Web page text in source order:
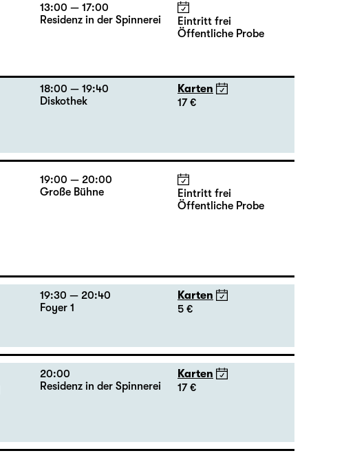
Eintritt frei
Öffentliche Probe
13:00 — 17:00
Residenz in der Spinnerei
Karten
17 €
18:00 — 19:40
Diskothek
Eintritt frei
Öffentliche Probe
19:00 — 20:00
Große Bühne
Karten
5 €
19:30 — 20:40
Foyer 1
Karten
17 €
20:00
Residenz in der Spinnerei